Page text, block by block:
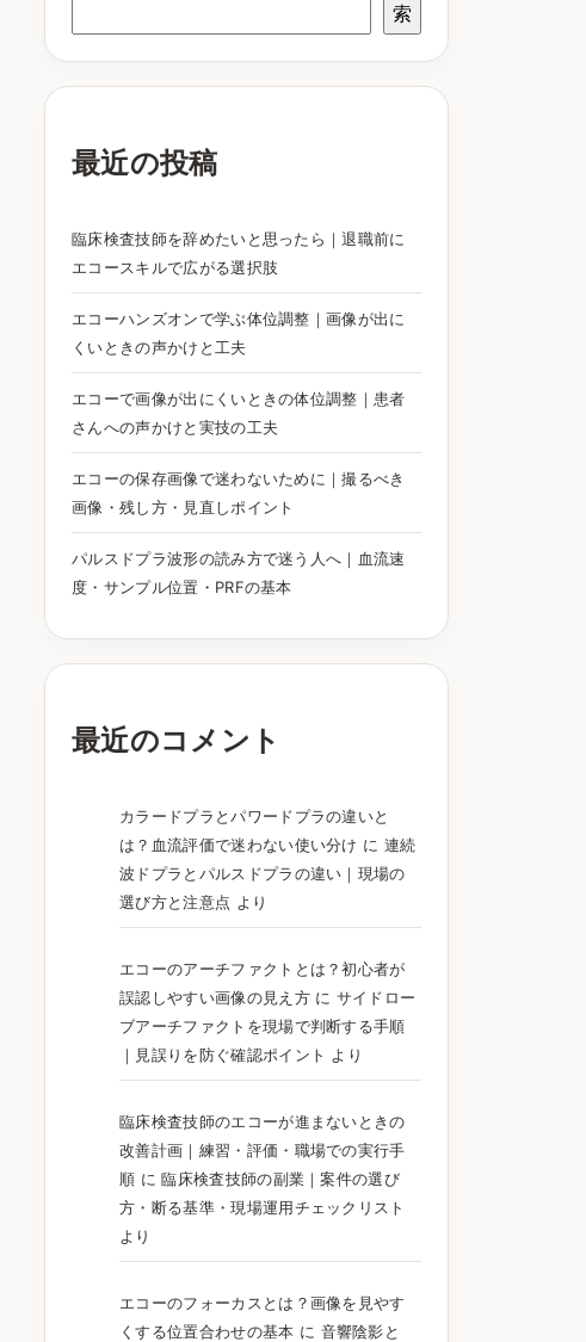
索
最近の投稿
臨床検査技師を辞めたいと思ったら｜退職前に
エコースキルで広がる選択肢
エコーハンズオンで学ぶ体位調整｜画像が出に
くいときの声かけと工夫
エコーで画像が出にくいときの体位調整｜患者
さんへの声かけと実技の工夫
エコーの保存画像で迷わないために｜撮るべき
画像・残し方・見直しポイント
パルスドプラ波形の読み方で迷う人へ｜血流速
度・サンプル位置・PRFの基本
最近のコメント
カラードプラとパワードプラの違いと
は？血流評価で迷わない使い分け に 連続
波ドプラとパルスドプラの違い｜現場の
選び方と注意点 より
エコーのアーチファクトとは？初心者が
誤認しやすい画像の見え方に サイドロー
ブアーチファクトを現場で判断する手順
｜見誤りを防ぐ確認ポイント より
臨床検査技師のエコーが進まないときの
改善計画｜練習・評価・職場での実行手
順 に臨床検査技師の副業｜案件の選び
方・断る基準・現場運用チェックリスト
より
エコーのフォーカスとは？画像を見やす
くする位置合わせの基本 に 音響陰影と